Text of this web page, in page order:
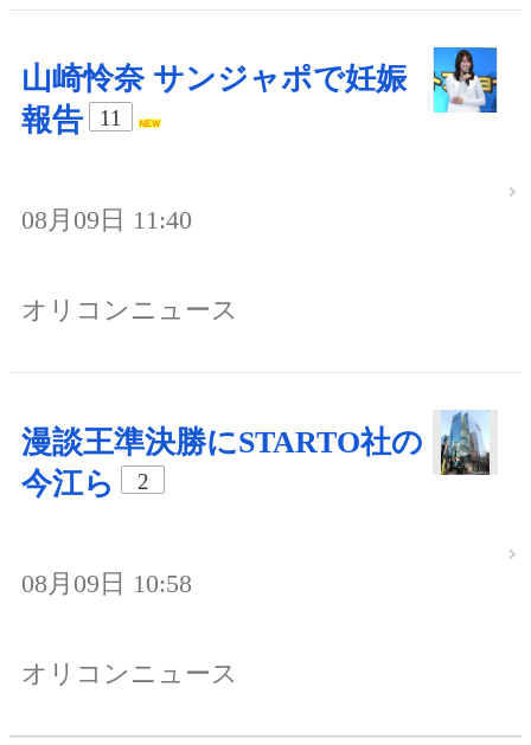
山崎怜奈 サンジャポで妊娠
報告
11
08月09日 11:40
オリコンニュース
漫談王準決勝にSTARTO社の
今江ら
2
08月09日 10:58
オリコンニュース